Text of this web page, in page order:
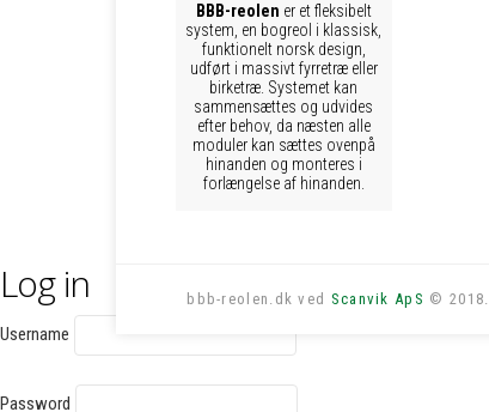
BBB-reolen er et fleksibelt
system, en bogreol i klassisk,
funktionelt norsk design,
udført i massivt fyrretræ eller
birketræ. Systemet kan
sammensættes og udvides
efter behov, da næsten alle
moduler kan sættes ovenpå
hinanden og monteres i
forlængelse af hinanden.
bbb-reolen.dk ved Scanvik ApS ©
Log in
Username
Password